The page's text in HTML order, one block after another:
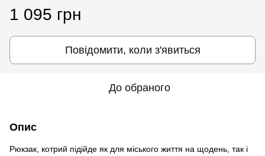
1 095 грн
Повідомити, коли з'явиться
До обраного
Опис
Рюкзак, котрий підійде як для міського життя на щодень, так і